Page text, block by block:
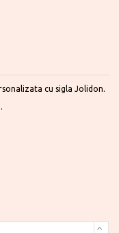
cu sigla Jolidon.